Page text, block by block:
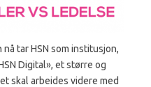
tar HSN som institusjon,
Digital», et større og
skal arbeides videre med